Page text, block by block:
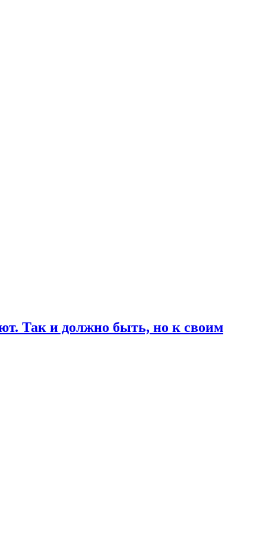
Так и должно быть, но к своим